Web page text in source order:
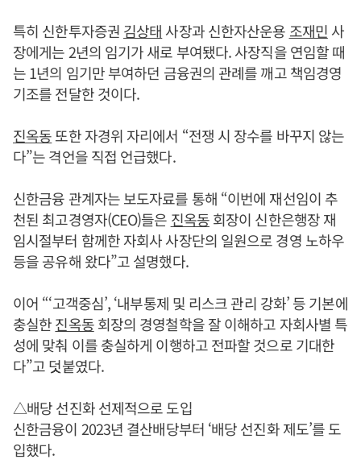
특히 신한투자증권 김상태 사장과 신한자산운용 조재민 사
장에게는 2년의 임기가 새로 부여됐다. 사장직을 연임할 때
는 1년의 임기만 부여하던 금융권의 관례를 깨고 책임경영
기조를 전달한 것이다.
진옥동또한 자경위 자리에서 “전쟁 시 장수를 바꾸지 않는
다”는 격언을 직접 언급했다.
신한금융 관계자는 보도자료를 통해 “이번에 재선임이 추
천된 최고경영자(CEO)들은 진옥동회장이 신한은행장 재
임시절부터 함께한 자회사 사장단의 일원으로 경영 노하우
등을 공유해 왔다”고 설명했다.
이어 “‘고객중심’, ‘내부통제 및 리스크 관리 강화’ 등 기본에
충실한진옥동회장의 경영철학을 잘 이해하고 자회사별 특
성에 맞춰 이를 충실하게 이행하고 전파할 것으로 기대한
다”고 덧붙였다.
△배당 선진화 선제적으로 도입
신한금융이 2023년 결산배당부터 ‘배당 선진화 제도’를 도
입했다.